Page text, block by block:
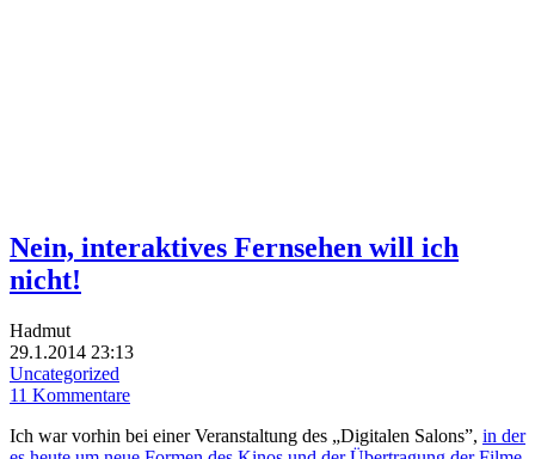
Nein, interaktives Fernsehen will ich
nicht!
Hadmut
29.1.2014 23:13
Uncategorized
11 Kommentare
Ich war vorhin bei einer Veranstaltung des „Digitalen Salons”, in der